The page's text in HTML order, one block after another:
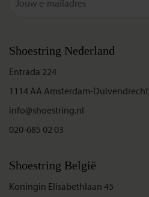
Shoestring Nederland
Entrada 224
1114 AA Amsterdam-Duivendrecht
info@shoestring.nl
020-685 02 03
Shoestring België
Koningin Elisabethlaan 45